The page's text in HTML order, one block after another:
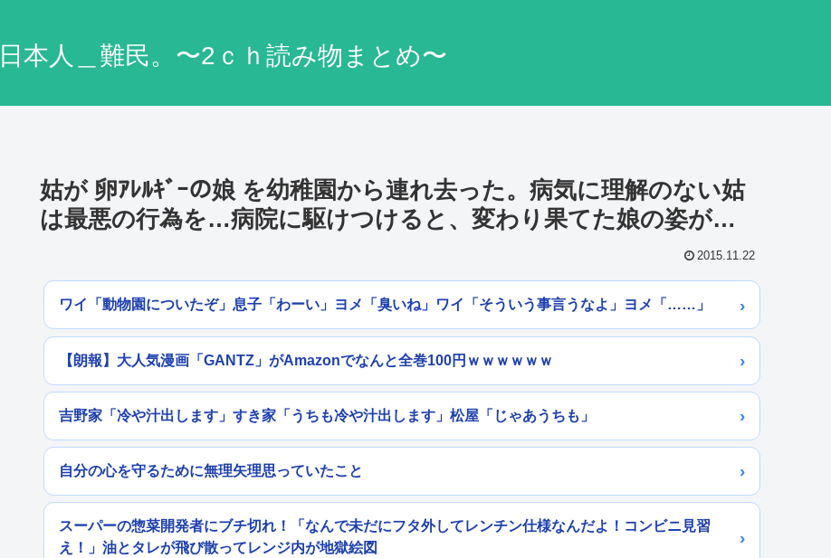
日本人＿難民。〜2ｃｈ読み物まとめ〜
姑が 卵ｱﾚﾙｷﾞｰの娘 を幼稚園から連れ去った。病気に理解のない姑
は最悪の行為を…病院に駆けつけると、変わり果てた娘の姿が…
2015.11.22
ワイ「動物園についたぞ」息子「わーい」ヨメ「臭いね」ワイ「そういう事言うなよ」ヨメ「……」
【朗報】大人気漫画「GANTZ」がAmazonでなんと全巻100円ｗｗｗｗｗｗ
吉野家「冷や汁出します」すき家「うちも冷や汁出します」松屋「じゃあうちも」
自分の心を守るために無理矢理思っていたこと
スーパーの惣菜開発者にブチ切れ！「なんで未だにフタ外してレンチン仕様なんだよ！コンビニ見習
え！」油とタレが飛び散ってレンジ内が地獄絵図